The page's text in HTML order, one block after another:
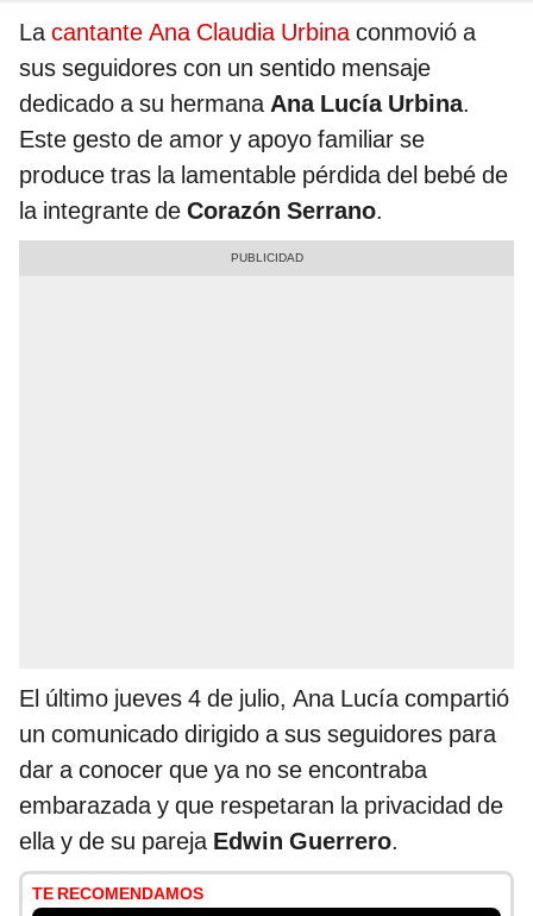
Lacantante Ana Claudia Urbinaconmovió a
sus seguidores con un sentido mensaje
dedicado a su hermanaAna Lucía Urbina.
Este gesto de amor y apoyo familiar se
produce tras la lamentable pérdida del bebé de
la integrante de Corazón Serrano.
El último jueves 4 de julio, Ana Lucía compartió
un comunicado dirigido a sus seguidores para
dar a conocer que ya no se encontraba
embarazada y que respetaran la privacidad de
ella y de su pareja Edwin Guerrero.
TE RECOMENDAMOS